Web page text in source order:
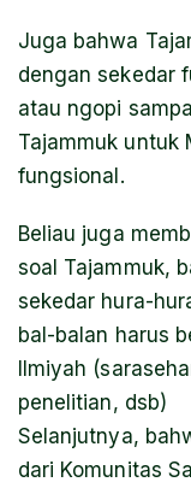
Juga bahwa
dengan sekedar
atau ngopi
Tajammuk untuk
fungsional.
Beliau juga
soal Tajammuk,
sekedar hura-
bal-balan harus
Ilmiyah
penelitian, dsb)
Selanjutnya,
dari Komunitas